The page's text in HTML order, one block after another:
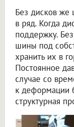
Без дисков же
в ряд. Когда
поддержку.
шины под
хранить их в
Постоянное
случае со
к деформации
структурная